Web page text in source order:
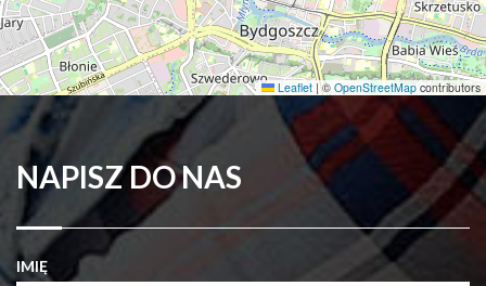
Leaflet |© OpenStreetMap contributors
NAPISZ DO NAS
IMIĘ